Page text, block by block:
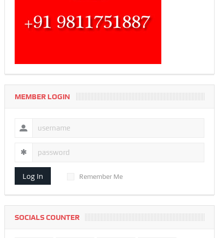
MEMBER LOGIN
Log In Remember Me
SOCIALS COUNTER